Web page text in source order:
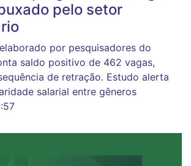
pelo setor
por pesquisadores do
saldo positivo de 462 vagas,
de retração. Estudo alerta
salarial entre gêneros